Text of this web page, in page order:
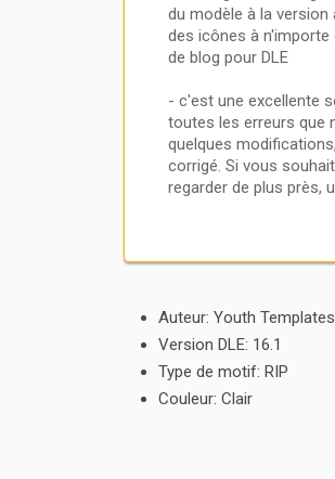
du modèle à la
des icônes à n'importe
de blog pour DLE
- c'est une excellente
toutes les erreurs que
quelques
corrigé. Si vous
regarder de plus près,
Auteur: Youth Templates
Version DLE: 16.1
Type de motif: RIP
Couleur: Clair